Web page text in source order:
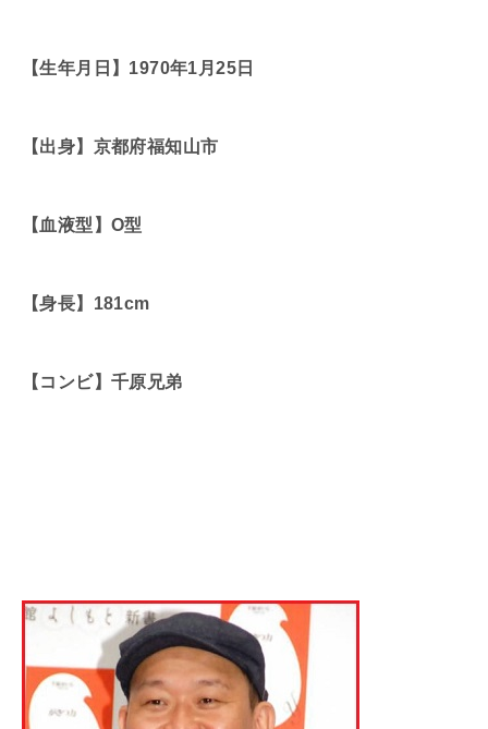
【生年月日】1970年1月25日
【出身】京都府福知山市
【血液型】O型
【身長】181cm
【コンビ】千原兄弟